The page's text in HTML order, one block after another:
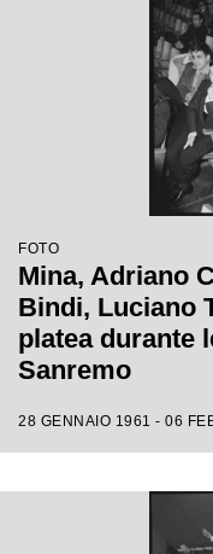
FOTO
Mina, Adriano
Bindi, Luciano
platea durante
Sanremo
28 GENNAIO 1961 - 06